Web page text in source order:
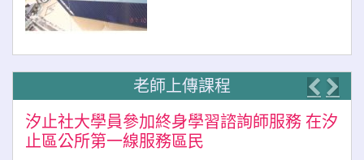
老師上傳課程
汐止社大學員參加終身學習諮詢師服務 在汐
止區公所第一線服務區民